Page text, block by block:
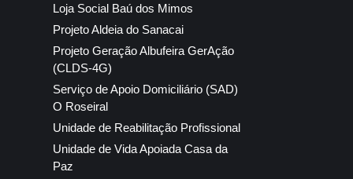
Loja Social Baú dos Mimos
Projeto Aldeia do Sanacai
Projeto Geração Albufeira GerAção
(CLDS-4G)
Serviço de Apoio Domiciliário (SAD)
O Roseiral
Unidade de Reabilitação Profissional
Unidade de Vida Apoiada Casa da
Paz